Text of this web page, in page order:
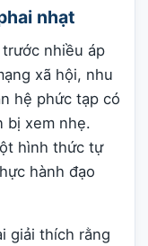
nhạt
nhiều áp
xã hội, nhu
hệ phức tạp có
bị xem nhẹ.
hình thức tự
hành đạo
giải thích rằng